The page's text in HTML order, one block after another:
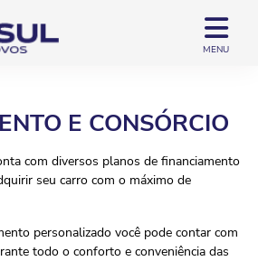
MENU
E CONSÓRCIO
com diversos planos de financiamento
seu carro com o máximo de
personalizado você pode contar com
todo o conforto e conveniência das